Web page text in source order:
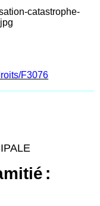
F3076
: